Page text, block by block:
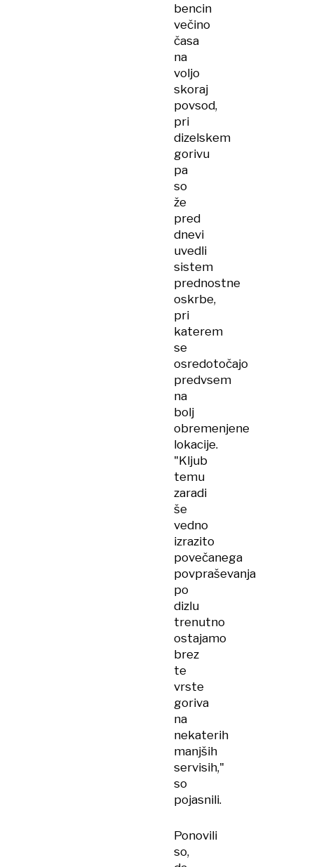
bencin
večino
časa
na
voljo
skoraj
povsod,
pri
dizelskem
gorivu
pa
so
že
pred
dnevi
uvedli
sistem
prednostne
oskrbe,
pri
katerem
se
osredotočajo
predvsem
na
bolj
obremenjene
lokacije.
"Kljub
temu
zaradi
še
vedno
izrazito
povečanega
povpraševanja
po
dizlu
trenutno
ostajamo
brez
te
vrste
goriva
na
nekaterih
manjših
servisih,"
so
pojasnili.
Ponovili
so,